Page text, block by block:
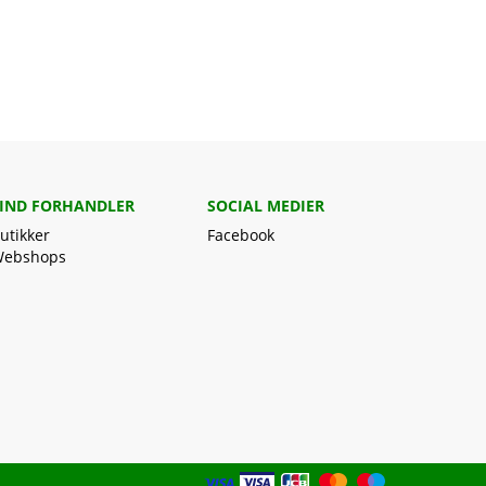
FORHANDLER
SOCIAL MEDIER
Facebook